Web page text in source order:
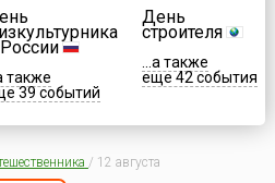
также
39 событий
День
строителя
...а также
еще 42 события
/ 12 августа